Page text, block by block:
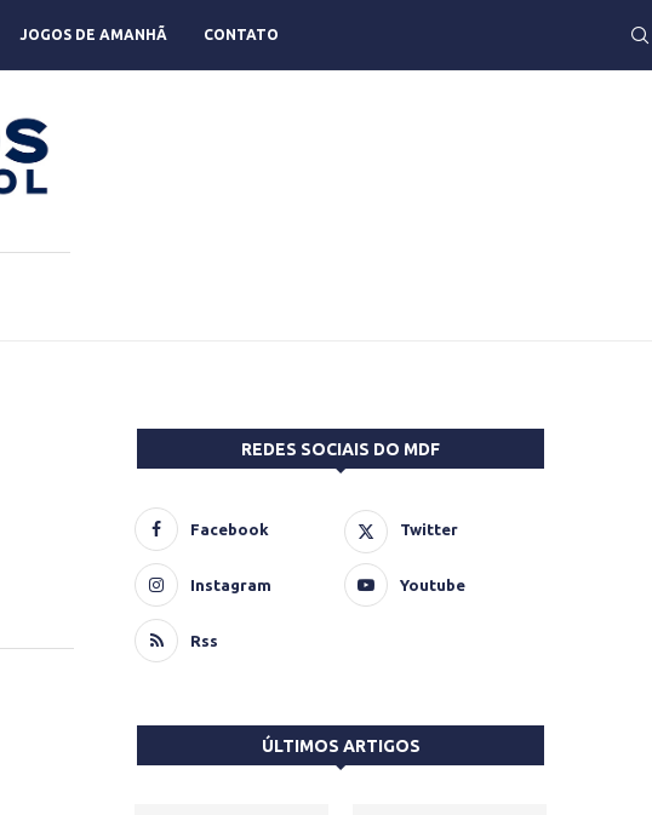
JOGOS DE AMANHÃ CONTATO
REDES SOCIAIS DO MDF
Facebook Twitter
Instagram Youtube
Rss
ÚLTIMOS ARTIGOS